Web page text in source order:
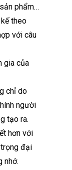
phẩm…
theo
với câu
gia của
chỉ do
người
tạo ra.
hơn với
đại
nhớ.